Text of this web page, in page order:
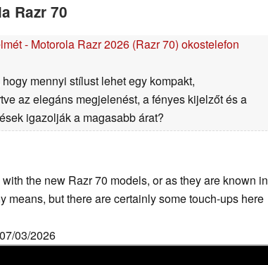
Razr 70
- Motorola Razr 2026 (Razr 70) okostelefon
mennyi stílust lehet egy kompakt,
az elegáns megjelenést, a fényes kijelzőt és a
igazolják a magasabb árat?
the new Razr 70 models, or as they are known in
means, but there are certainly some touch-ups here
03/2026